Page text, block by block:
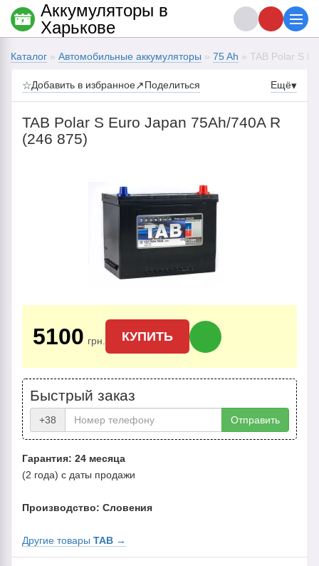
Каталог » Автомобильные аккумуляторы » 75 Ah » TAB Polar S
☆Добавить в избранное↗Поделиться Ещё▾
TAB Polar S Euro Japan 75Ah/740A R
(246 875)
5100 грн. КУПИТЬ
Быстрый заказ
+38 Отправить
Гарантия: 24 месяца
(2 года) с даты продажи
Производство: Словения
Другие товары TAB →
Аккумуляторы в
Харькове